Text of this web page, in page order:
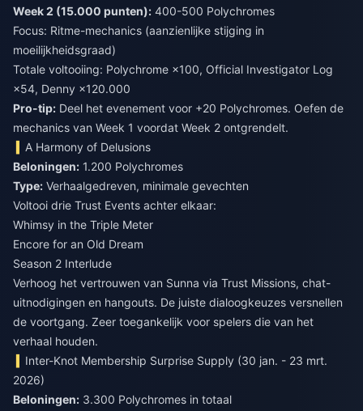
Week 2 (15.000 punten): 400-500 Polychromes
Focus: Ritme-mechanics (aanzienlijke stijging in
moeilijkheidsgraad)
Totale voltooiing: Polychrome ×100, Official Investigator Log
×54, Denny ×120.000
Pro-tip: Deel het evenement voor +20 Polychromes. Oefen de
mechanics van Week 1 voordat Week 2 ontgrendelt.
A Harmony of Delusions
Beloningen: 1.200 Polychromes
Type: Verhaalgedreven, minimale gevechten
Voltooi drie Trust Events achter elkaar:
Whimsy in the Triple Meter
Encore for an Old Dream
Season 2 Interlude
Verhoog het vertrouwen van Sunna via Trust Missions, chat-
uitnodigingen en hangouts. De juiste dialoogkeuzes versnellen
de voortgang. Zeer toegankelijk voor spelers die van het
verhaal houden.
Inter-Knot Membership Surprise Supply (30 jan. - 23 mrt.
2026)
Beloningen: 3.300 Polychromes in totaal